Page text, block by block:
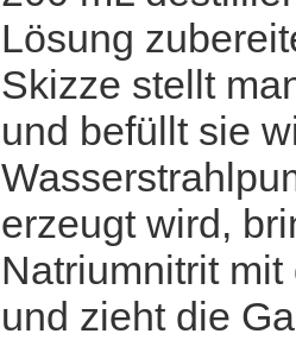
Lösung
Skizze stellt
und befüllt sie
erzeugt wird,
Natriumnitrit
und zieht die